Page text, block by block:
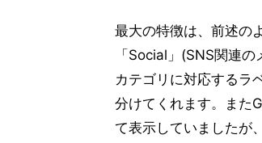
最大の特徴は、前述の
「Social」(SNS関連
カテゴリに対応するラ
分けてくれます。また
て表示していましたが